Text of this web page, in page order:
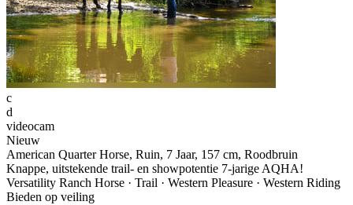
c
d
videocam
Nieuw
American Quarter Horse, Ruin, 7 Jaar, 157 cm, Roodbruin
Knappe, uitstekende trail- en showpotentie 7-jarige AQHA!
Versatility Ranch Horse · Trail · Western Pleasure · Western Riding
Bieden op veiling